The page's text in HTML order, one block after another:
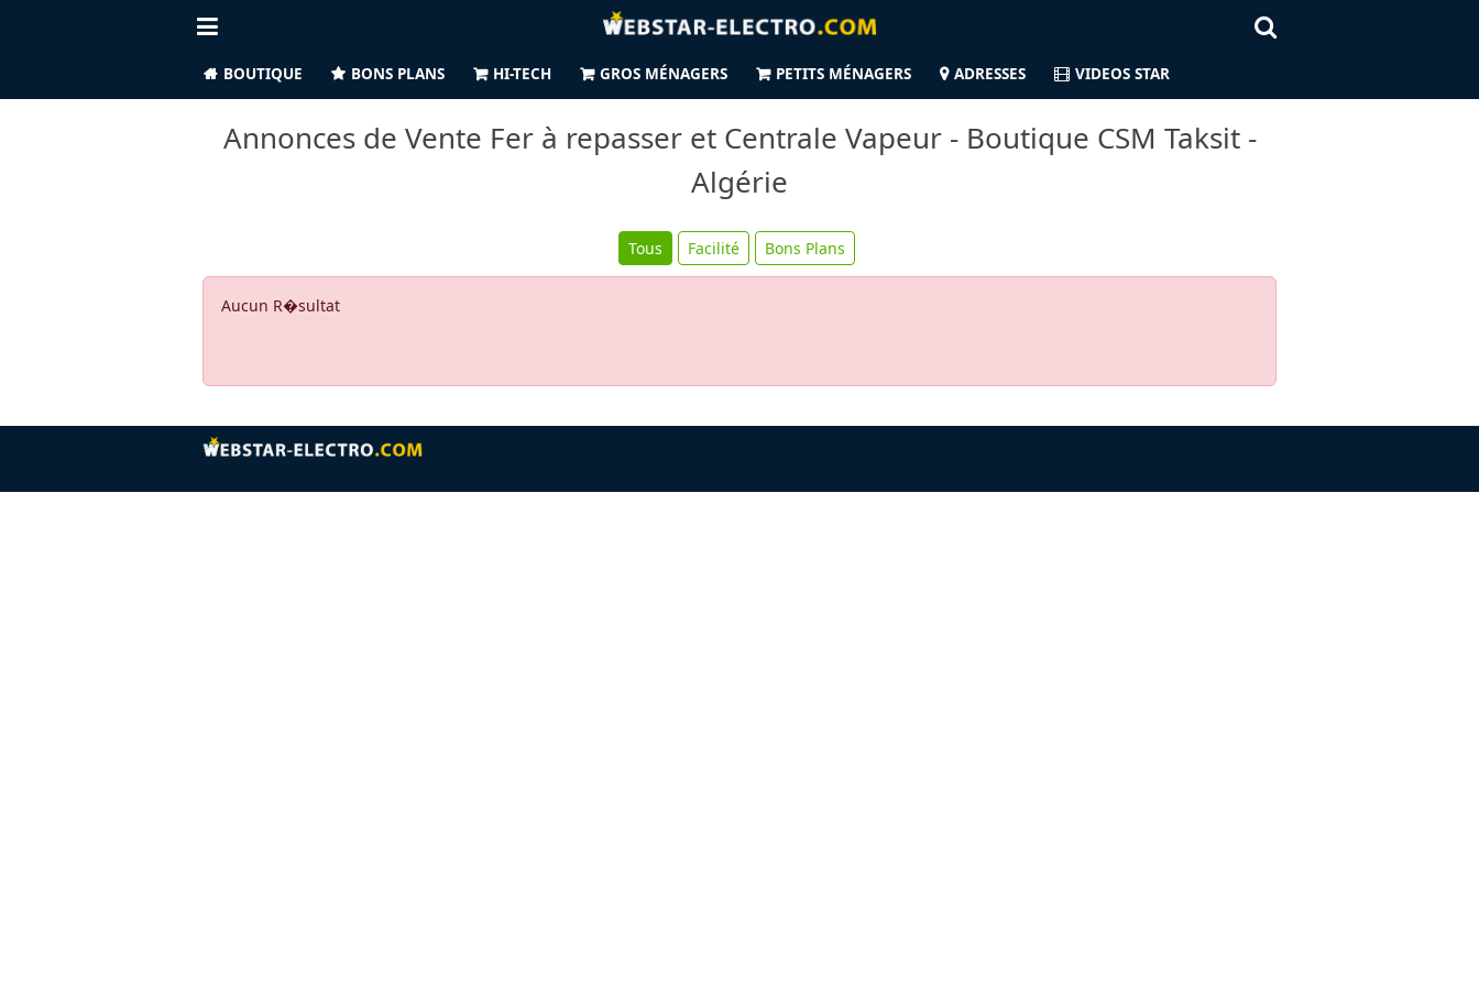
BOUTIQUE BONS PLANS HI-TECH GROS MÉNAGERS PETITS MÉNAGERS ADRESSES VIDEOS STAR
Annonces de Vente Fer à repasser et Centrale Vapeur - Boutique CSM Taksit -
Algérie
Tous Facilité Bons Plans
Aucun R�sultat